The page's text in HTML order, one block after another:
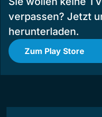
verpassen? Jetzt
herunterladen.
Zum Play Store